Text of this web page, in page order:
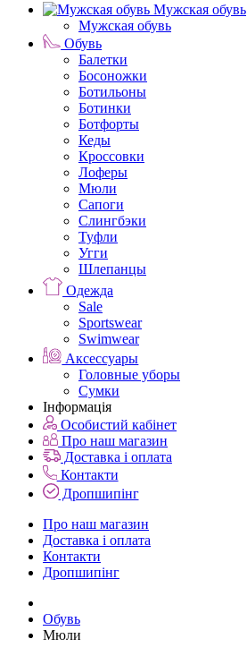
Мужская обувь
Мужская обувь
Обувь
Балетки
Босоножки
Ботильоны
Ботинки
Ботфорты
Кеды
Кроссовки
Лоферы
Мюли
Сапоги
Слингбэки
Туфли
Угги
Шлепанцы
Одежда
Sale
Sportswear
Swimwear
Аксессуары
Головные уборы
Сумки
Інформація
Особистий кабінет
Про наш магазин
Доставка і оплата
Контакти
Дропшипінг
Про наш магазин
Доставка і оплата
Контакти
Дропшипінг
Обувь
Мюли